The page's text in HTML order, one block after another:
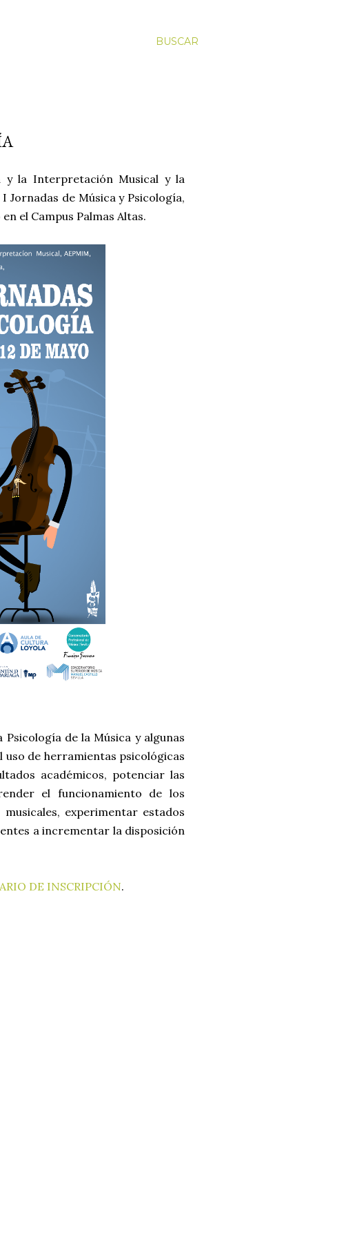
BUSCAR
y la Interpretación Musical y la
Jornadas de Música y Psicología,
el Campus Palmas Altas.
de la Música y algunas
de herramientas psicológicas
académicos, potenciar las
el funcionamiento de los
experimentar estados
a incrementar la disposición
DE INSCRIPCIÓN.